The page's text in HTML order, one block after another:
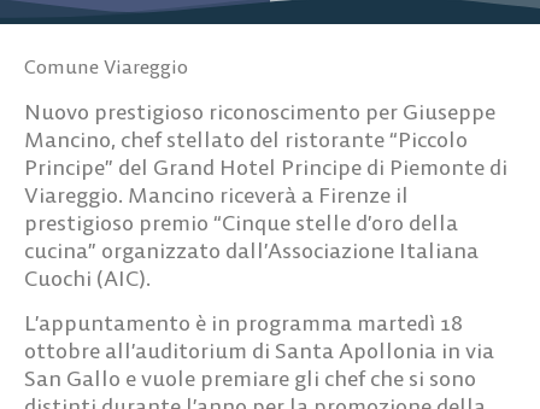
Comune Viareggio
Nuovo prestigioso riconoscimento per Giuseppe
Mancino, chef stellato del ristorante “Piccolo
Principe” del Grand Hotel Principe di Piemonte di
Viareggio. Mancino riceverà a Firenze il
prestigioso premio “Cinque stelle d’oro della
cucina” organizzato dall’Associazione Italiana
Cuochi (AIC).
L’appuntamento è in programma martedì 18
ottobre all’auditorium di Santa Apollonia in via
San Gallo e vuole premiare gli chef che si sono